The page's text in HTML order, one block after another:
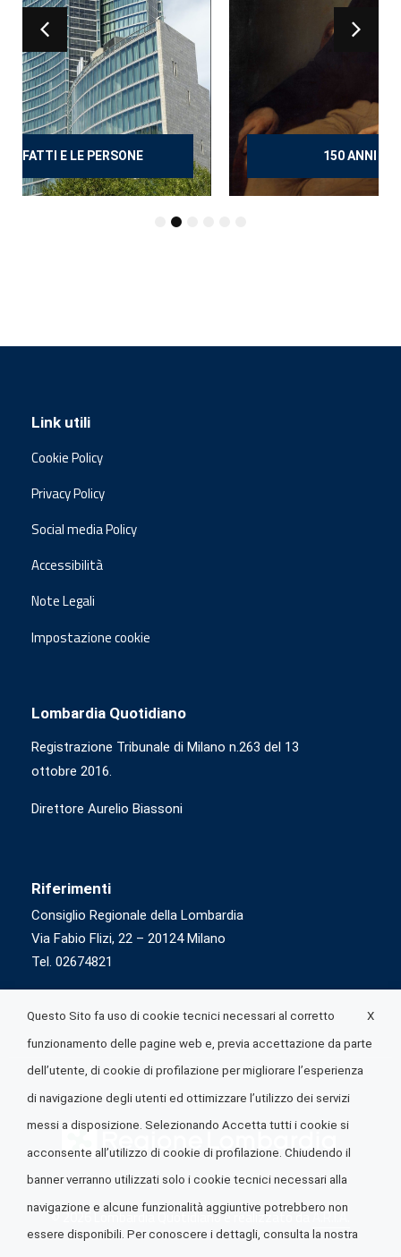
150 ANNI DOPO MANZONI
Link utili
Cookie Policy
Privacy Policy
Social media Policy
Accessibilità
Note Legali
Impostazione cookie
Lombardia Quotidiano
Registrazione Tribunale di Milano n.263 del 13
ottobre 2016.
Direttore Aurelio Biassoni
Riferimenti
Consiglio Regionale della Lombardia
Via Fabio Flizi, 22 – 20124 Milano
Tel. 02674821
© 2026 Lombardia Quotidiano è realizzato daA.R.I.A.
X
Questo Sito fa uso di cookie tecnici necessari al corretto
funzionamento delle pagine web e, previa accettazione da parte
dell’utente, di cookie di profilazione per migliorare l’esperienza
di navigazione degli utenti ed ottimizzare l’utilizzo dei servizi
messi a disposizione. Selezionando Accetta tutti i cookie si
acconsente all’utilizzo di cookie di profilazione. Chiudendo il
banner verranno utilizzati solo i cookie tecnici necessari alla
navigazione e alcune funzionalità aggiuntive potrebbero non
essere disponibili. Per conoscere i dettagli, consulta la nostra